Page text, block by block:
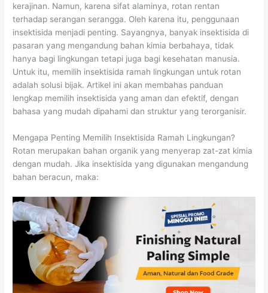
kerajinan. Namun, karena sifat alaminya, rotan rentan
terhadap serangan serangga. Oleh karena itu, penggunaan
insektisida menjadi penting. Sayangnya, banyak insektisida di
pasaran yang mengandung bahan kimia berbahaya, tidak
hanya bagi lingkungan tetapi juga bagi kesehatan manusia.
Untuk itu, memilih insektisida ramah lingkungan untuk rotan
adalah solusi bijak. Artikel ini akan membahas panduan
lengkap memilih insektisida yang aman dan efektif, dengan
bahasa yang mudah dipahami dan struktur yang terorganisir.
Mengapa Penting Memilih Insektisida Ramah Lingkungan?
Rotan merupakan bahan organik yang menyerap zat-zat kimia
dengan mudah. Jika insektisida yang digunakan mengandung
bahan beracun, maka: